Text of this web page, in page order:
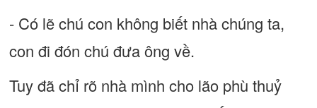
- Có lẽ chú con không biết nhà chúng ta,
con đi đón chú đưa ông về.
Tuy đã chỉ rõ nhà mình cho lão phù thuỷ